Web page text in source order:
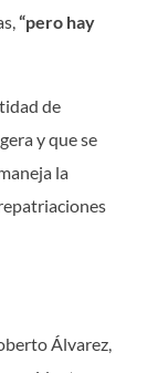
“pero hay
de
y que se
la
Álvarez,